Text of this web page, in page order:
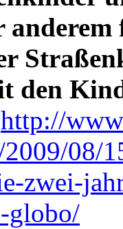
den
http://
08/
zwei-
globo/